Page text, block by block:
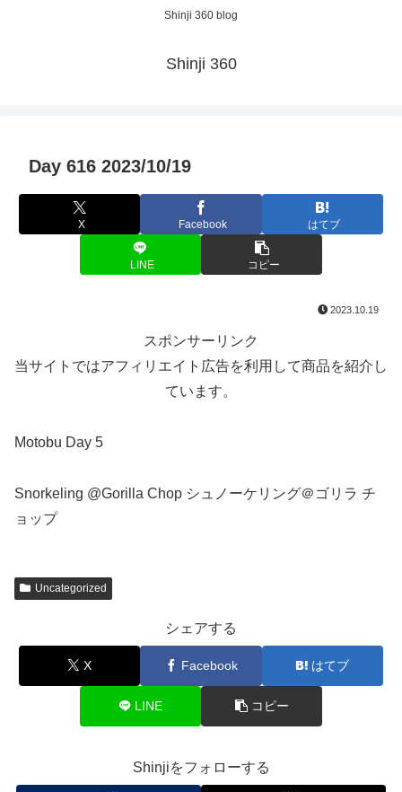
Shinji 360 blog
Shinji 360
Day 616 2023/10/19
X Facebook はてブ
LINE コピー
2023.10.19
スポンサーリンク
当サイトではアフィリエイト広告を利用して商品を紹介し
ています。
Motobu Day 5
Snorkeling @Gorilla Chop シュノーケリング＠ゴリラ チ
ョップ
Uncategorized
シェアする
X Facebook はてブ
LINE コピー
Shinjiをフォローする